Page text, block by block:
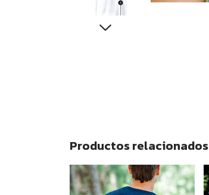
Productos relacionados